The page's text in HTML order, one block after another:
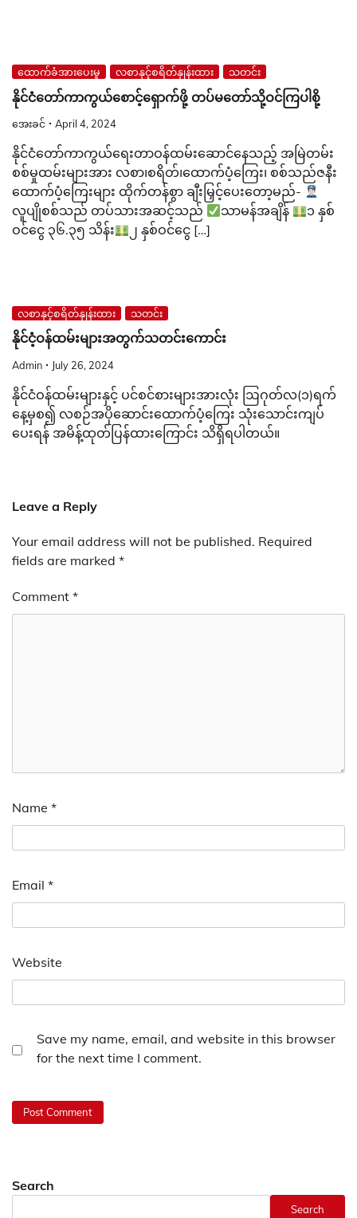
ထောက်ခံအားပေးမှု လစာနှင့်စရိတ်နှုန်းထား သတင်း
နိုင်ငံတော်ကာကွယ်စောင့်ရှောက်ဖို့ တပ်မတော်သို့ဝင်ကြပါစို့
အေးခင် April 4, 2024
နိုင်ငံတော်ကာကွယ်ရေးတာဝန်ထမ်းဆောင်နေသည့် အမြဲတမ်း
စစ်မှုထမ်းများအား လစာ၊စရိတ်၊ထောက်ပံ့ကြေး၊ စစ်သည်ဇနီး
ထောက်ပံ့ကြေးများ ထိုက်တန်စွာ ချီးမြှင့်ပေးတော့မည်-
လူပျိုစစ်သည် တပ်သားအဆင့်သည်
သာမန်အချိန်
၁ နှစ်
ဝင်ငွေ ၃၆.၃၅ သိန်း
၂ နှစ်ဝင်ငွေ […]
လစာနှင့်စရိတ်နှုန်းထား သတင်း
နိုင်ငံ့ဝန်ထမ်းများအတွက်သတင်းကောင်း
Admin July 26, 2024
နိုင်ငံဝန်ထမ်းများနှင့် ပင်စင်စားများအားလုံး ဩဂုတ်လ(၁)ရက်
နေ့မှစ၍ လစဉ်အပိုဆောင်းထောက်ပံ့ကြေး သုံးသောင်းကျပ်
ပေးရန် အမိန့်ထုတ်ပြန်ထားကြောင်း သိရှိရပါတယ်။
Leave a Reply
Your email address will not be published. Required
fields are marked *
Comment *
Name *
Email *
Website
Save my name, email, and website in this browser
for the next time I comment.
Search
Search